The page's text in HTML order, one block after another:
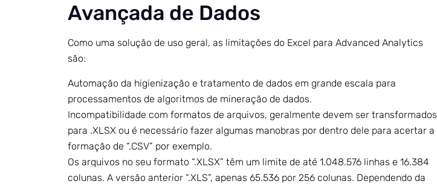
Avançada de Dados
Como uma solução de uso geral, as limitações do Excel para Advanced Analytics
são:
Automação da higienização e tratamento de dados em grande escala para
processamentos de algoritmos de mineração de dados.
Incompatibilidade com formatos de arquivos, geralmente devem ser transformados
para .XLSX ou é necessário fazer algumas manobras por dentro dele para acertar a
formação de “.CSV” por exemplo.
Os arquivos no seu formato “.XLSX” têm um limite de até 1.048.576 linhas e 16.384
colunas. A versão anterior “.XLS”, apenas 65.536 por 256 colunas. Dependendo da